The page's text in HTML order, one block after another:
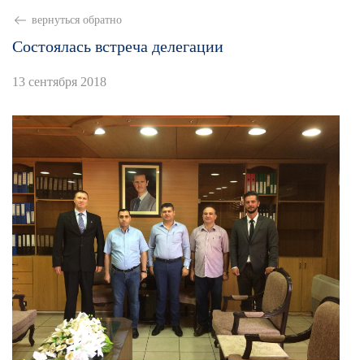
вернуться обратно
Состоялась встреча делегации
13 сентября 2018